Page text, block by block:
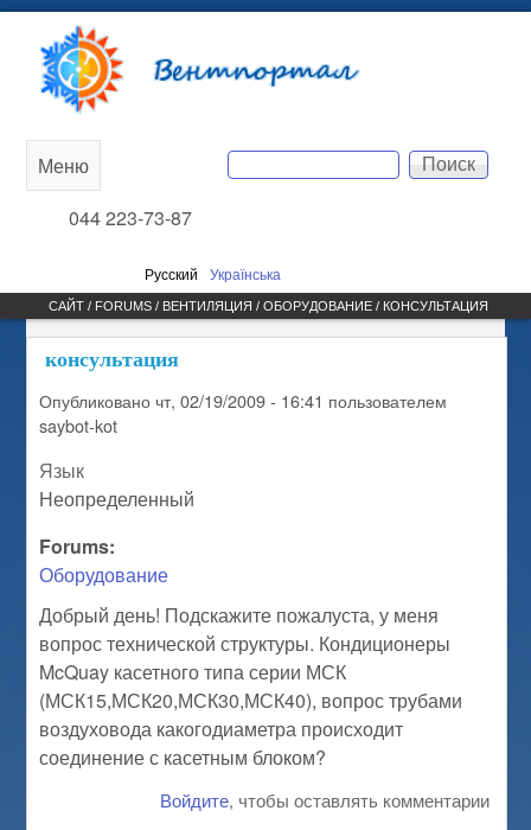
содержанию
Вентпортал
Форма поиска
Поиск
044 223-73-87
Русский Українська
Main
menu
Меню
САЙТ /
ВЫ ЗДЕСЬ
FORUMS/ ВЕНТИЛЯЦИЯ / ОБОРУДОВАНИЕ/ КОНСУЛЬТАЦИЯ
консультация
Опубликованочт, 02/19/2009 - 16:41 пользователем
saybot-kot
Язык
Неопределенный
Forums:
Оборудование
Добрый день! Подскажите пожалуста, у меня
вопрос технической структуры. Кондиционеры
McQuay касетного типа серии МСК
(МСК15,МСК20,МСК30,МСК40), вопрос трубами
воздуховода какогодиаметра происходит
соединение с касетным блоком?
Войдите, чтобы оставлять комментарии